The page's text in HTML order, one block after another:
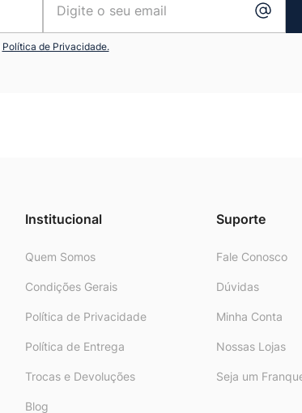
Política de Privacidade.
Institucional
Quem Somos
Condições Gerais
Política de Privacidade
Política de Entrega
Trocas e Devoluções
Blog
Suporte
Fale Conosco
Dúvidas
Minha Conta
Nossas Lojas
Seja um